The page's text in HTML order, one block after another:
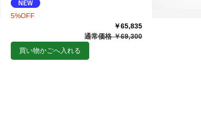
5%OFF
￥65,835
通常価格 ￥69,300
買い物かごへ入れる